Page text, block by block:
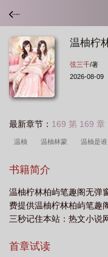
温柚柠
弦三千/著
2026-08-09
最新章节： 169 第 169 章
温柚 温柚林蒙 温柚是谁
书籍简介
温柚柠林柏屿笔趣阁无弹
费提供温柚柠林柏屿笔趣
三秒记住本站：热文小说
首章试读